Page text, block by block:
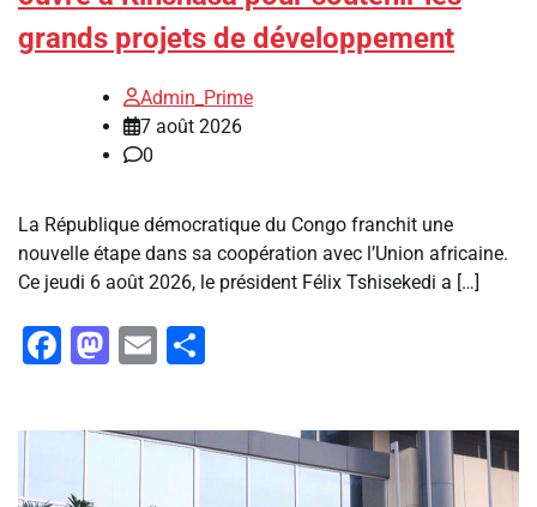
grands projets de développement
Admin_Prime
7 août 2026
0
La République démocratique du Congo franchit une
nouvelle étape dans sa coopération avec l’Union africaine.
Ce jeudi 6 août 2026, le président Félix Tshisekedi a […]
Facebook
Mastodon
Email